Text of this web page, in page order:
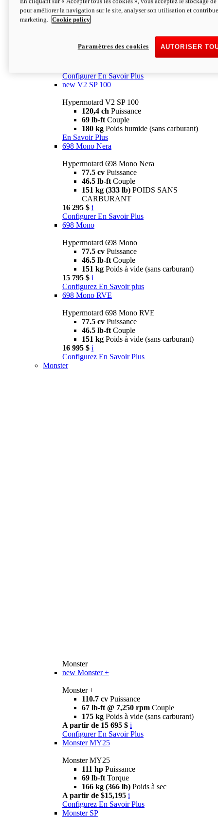
Configurer En Savoir Plus
newV2 SP
69 lb-ftCouple
Poids humide (sans carburant)
Configurer En Savoir Plus
new V2 SP 100
Hypermotard V2 SP 100
120,4 ch Puissance
69 lb-ft Couple
180 kg Poids humide (sans carburant)
En Savoir Plus
698 Mono Nera
Hypermotard 698 Mono Nera
77.5 cv Puissance
46.5 lb-ft Couple
151 kg (333 lb) POIDS SANS
CARBURANT
16 295 $ i
Configurer En Savoir Plus
698 Mono
Hypermotard 698 Mono
77.5 cv Puissance
46.5 lb-ft Couple
151 kg Poids à vide (sans carburant)
15 795 $ i
Configurez En Savoir plus
698 Mono RVE
Hypermotard 698 Mono RVE
77.5 cv Puissance
46.5 lb-ft Couple
151 kg Poids à vide (sans carburant)
16 995 $ i
Configurez En Savoir Plus
Monster
Monster
new Monster +
Monster +
110.7 cv Puissance
67 lb-ft @ 7,250 rpm Couple
175 kg Poids à vide (sans carburant)
A partir de 15 695 $ i
Configurer En Savoir Plus
Monster MY25
Monster MY25
111 hp Puissance
69 lb-ft Torque
166 kg (366 lb) Poids à sec
A partir de $15,195 i
Configurez En Savoir Plus
Monster SP
pour améliorer la navigation sur le site, analyser son utilisation et
marketing.
Cookie policy
AUTORISER
Paramètres des cookies